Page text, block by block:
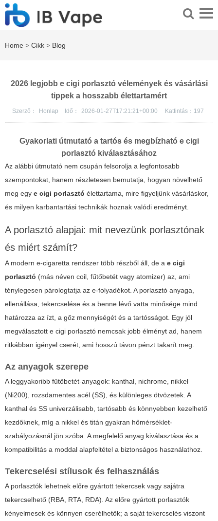
Home > Cikk > Blog
2026 legjobb e cigi porlasztó vélemények és vásárlási
tippek a hosszabb élettartamért
Szerző： Honlap Idő： 2026-01-27T17:21:21+00:00 Kattintás： 197
Gyakorlati útmutató a tartós és megbízható e cigi
porlasztó kiválasztásához
Az alábbi útmutató nem csupán felsorolja a legfontosabb
szempontokat, hanem részletesen bemutatja, hogyan növelhető
meg egy e cigi porlasztó élettartama, mire figyeljünk vásárláskor,
és milyen karbantartási technikák hoznak valódi eredményt.
A porlasztó alapjai: mit nevezünk porlasztónak
és miért számít?
A modern e-cigaretta rendszer több részből áll, de a e cigi
porlasztó (más néven coil, fűtőbetét vagy atomizer) az, ami
ténylegesen párologtatja az e-folyadékot. A porlasztó anyaga,
ellenállása, tekercselése és a benne lévő vatta minősége mind
határozza az ízt, a gőz mennyiségét és a tartósságot. Egy jól
megválasztott e cigi porlasztó nemcsak jobb élményt ad, hanem
ritkábban igényel cserét, ami hosszú távon pénzt takarít meg.
Az anyagok szerepe
A leggyakoribb fűtőbetét-anyagok: kanthal, nichrome, nikkel
(Ni200), rozsdamentes acél (SS), és különleges ötvözetek. A
kanthal és SS univerzálisabb, tartósabb és könnyebben kezelhető
kezdőknek, míg a nikkel és titán gyakran hőmérséklet-
szabályozásnál jön szóba. A megfelelő anyag kiválasztása és a
kompatibilitás a moddal alapfeltétel a biztonságos használathoz.
Tekercselési stílusok és felhasználás
A porlasztók lehetnek előre gyártott tekercsek vagy sajátra
tekercselhető (RBA, RTA, RDA). Az előre gyártott porlasztók
kényelmesek és könnyen cserélhetők; a saját tekercselés viszont